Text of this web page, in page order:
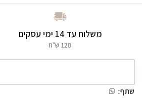
משלוח עד 14 ימי עסקים
120 ש"ח
שתף: